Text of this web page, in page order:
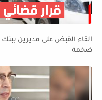
القاء القبض على مديرين
ضخمة